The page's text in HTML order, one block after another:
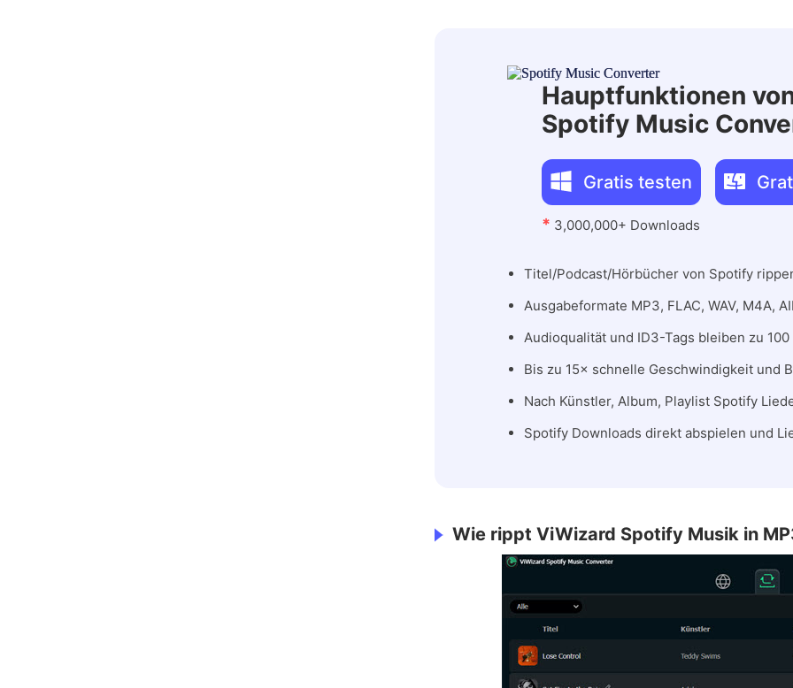
Hauptfunktionen
Spotify Music
Gratis testen
* 3,000,000+ Downloads
Titel/Podcast/Hörbücher von Spotify
Ausgabeformate MP3, FLAC, WAV, M4A,
Audioqualität und ID3-Tags bleiben zu 100
Bis zu 15× schnelle Geschwindigkeit und
Nach Künstler, Album, Playlist Spotify
Spotify Downloads direkt abspielen und
Wie rippt ViWizard Spotify Musik in